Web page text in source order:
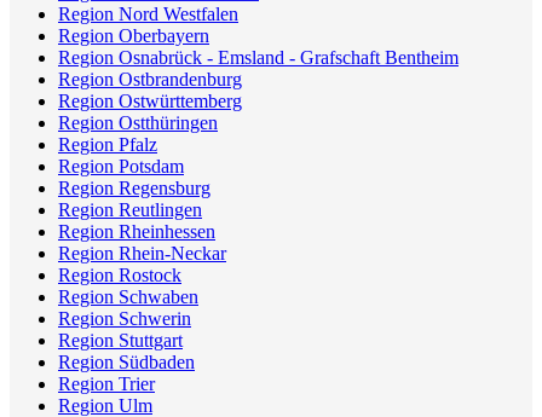
Region Nord Westfalen
Region Oberbayern
Region Osnabrück - Emsland - Grafschaft Bentheim
Region Ostbrandenburg
Region Ostwürttemberg
Region Ostthüringen
Region Pfalz
Region Potsdam
Region Regensburg
Region Reutlingen
Region Rheinhessen
Region Rhein-Neckar
Region Rostock
Region Schwaben
Region Schwerin
Region Stuttgart
Region Südbaden
Region Trier
Region Ulm